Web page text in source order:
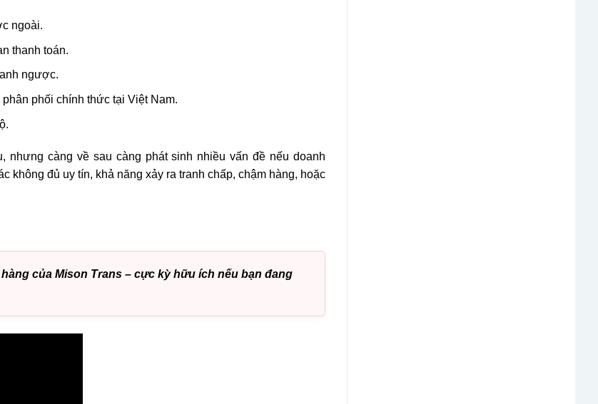
ngoài.
thanh toán.
ngược.
phối chính thức tại Việt Nam.
càng về sau càng phát sinh nhiều vấn đề nếu doanh
không đủ uy tín, khả năng xảy ra tranh chấp, chậm hàng, hoặc
của Mison Trans – cực kỳ hữu ích nếu bạn đang